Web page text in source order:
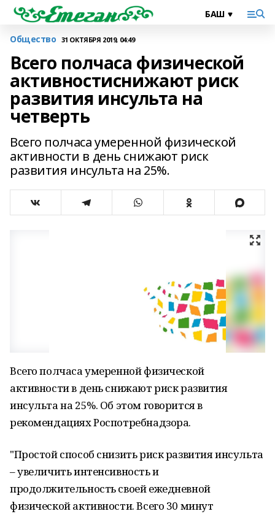
Общество 31 ОКТЯБРЯ 2019, 04:49
Всего полчаса физической
активностиснижают риск
развития инсульта на
четверть
Всего полчаса умеренной физической
активности в день снижают риск
развития инсульта на 25%.
Всего полчаса умеренной физической
активности в день снижают риск развития
инсульта на 25%. Об этом говорится в
рекомендациях Роспотребнадзора.
"Простой способ снизить риск развития инсульта
– увеличить интенсивность и
продолжительность своей ежедневной
физической активности. Всего 30 минут